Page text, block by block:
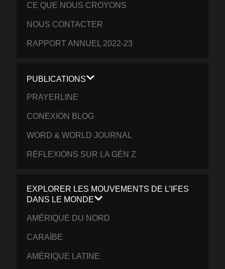
CE QUE NOUS CROYONS
NOUS CONTACTER
RAPPORT ANNUEL 2022-23
PUBLICATIONS
PRAYERLINE
CONEXIÓN BLOG
WORD & WORLD JOURNAL
RÉFLEXIONS SUR LA GÉN Z
EXPLORER LES MOUVEMENTS DE L’IFES
DANS LE MONDE
AMÉRIQUE DU NORD
CARAÏBE
AMÉRIQUE LATINE